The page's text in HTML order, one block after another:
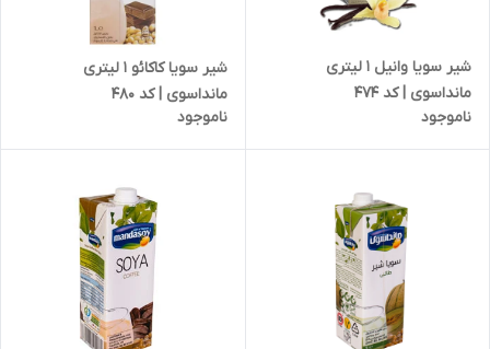
شیر سویا وانیل 1 لیتری
مانداسوی | کد 474
ناموجود
شیر سویا کاکائو 1 لیتری
مانداسوی | کد 480
ناموجود